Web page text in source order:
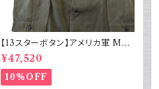
【13スターボタン】アメリカ軍 M43
HBT ジャケット パッチ 軍物 実物
¥47,520
10%OFF